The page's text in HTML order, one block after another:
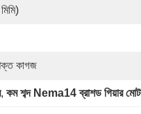
কাগজ
, কম শব্দ Nema14 ব্রাশড গিয়ার